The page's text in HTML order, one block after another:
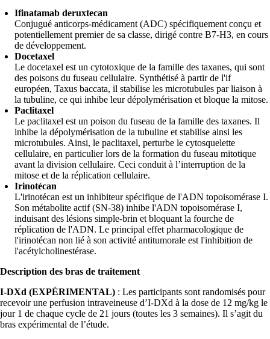
Ifinatamab deruxtecan
Conjugué anticorps-médicament (ADC) spécifiquement conçu et
potentiellement premier de sa classe, dirigé contre B7-H3, en cours
de développement.
Docetaxel
Le docetaxel est un cytotoxique de la famille des taxanes, qui sont
des poisons du fuseau cellulaire. Synthétisé à partir de l'if
européen, Taxus baccata, il stabilise les microtubules par liaison à
la tubuline, ce qui inhibe leur dépolymérisation et bloque la mitose.
Paclitaxel
Le paclitaxel est un poison du fuseau de la famille des taxanes. Il
inhibe la dépolymérisation de la tubuline et stabilise ainsi les
microtubules. Ainsi, le paclitaxel, perturbe le cytosquelette
cellulaire, en particulier lors de la formation du fuseau mitotique
avant la division cellulaire. Ceci conduit à l’interruption de la
mitose et de la réplication cellulaire.
Irinotécan
L'irinotécan est un inhibiteur spécifique de l'ADN topoisomérase I.
Son métabolite actif (SN-38) inhibe l'ADN topoisomérase I,
induisant des lésions simple-brin et bloquant la fourche de
réplication de l'ADN. Le principal effet pharmacologique de
l'irinotécan non lié à son activité antitumorale est l'inhibition de
l'acétylcholinestérase.
Description des bras de traitement
I-DXd (EXPÉRIMENTAL) : Les participants sont randomisés pour
recevoir une perfusion intraveineuse d’I-DXd à la dose de 12 mg/kg le
jour 1 de chaque cycle de 21 jours (toutes les 3 semaines). Il s’agit du
bras expérimental de l’étude.